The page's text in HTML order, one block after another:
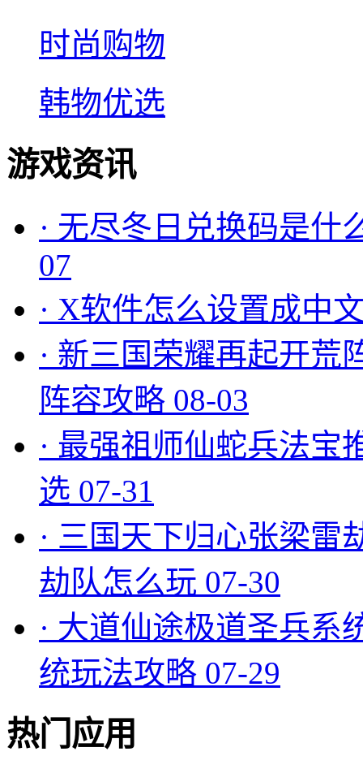
时尚购物
韩物优选
游戏资讯
· 无尽冬日兑换码是什
07
· X软件怎么设置成中
· 新三国荣耀再起开荒
阵容攻略 08-03
· 最强祖师仙蛇兵法宝
选 07-31
· 三国天下归心张梁雷
劫队怎么玩 07-30
· 大道仙途极道圣兵系
统玩法攻略 07-29
热门应用